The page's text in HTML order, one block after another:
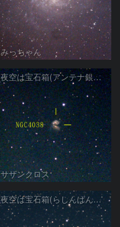
みっちゃん
夜空は宝石箱(アンテナ銀河 NGC4038) Seestar50
サザンクロス
夜空は宝石箱(らしんばん座 NGC2613) Seestar50